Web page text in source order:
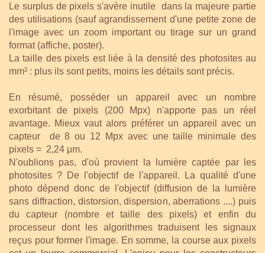
Le surplus de pixels s'avère inutile dans la majeure partie
des utilisations (sauf agrandissement d'une petite zone de
l'image avec un zoom important ou tirage sur un grand
format (affiche, poster).
La taille des pixels est liée à la densité des photosites au
mm² : plus ils sont petits, moins les détails sont précis.
En résumé, posséder un appareil avec un nombre
exorbitant de pixels (200 Mpx) n'apporte pas un réel
avantage. Mieux vaut alors préférer un appareil avec un
capteur de 8 ou 12 Mpx avec une taille minimale des
pixels = 2,24 μm.
N'oublions pas, d'où provient la lumière captée par les
photosites ? De l'objectif de l'appareil. La qualité d'une
photo dépend donc de l'objectif (diffusion de la lumière
sans diffraction, distorsion, dispersion, aberrations ....) puis
du capteur (nombre et taille des pixels) et enfin du
processeur dont les algorithmes traduisent les signaux
reçus pour former l'image. En somme, la course aux pixels